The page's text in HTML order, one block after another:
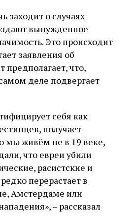
заходит о случаях
вынужденное
Это происходит
заявления об
предполагает, что,
деле подвергает
себя как
получает
мы живём не в 19 веке,
что евреи убили
расистские и
перерастает в
Амстердаме или
– рассказал